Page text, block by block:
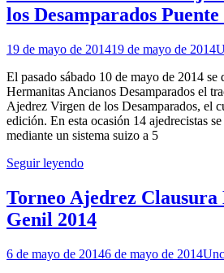
los Desamparados
19 de mayo de 201419 de mayo de 2014
El pasado sábado 10 de mayo de 2014
Hermanitas Ancianos Desamparados el
Ajedrez Virgen de los Desamparados, el
edición. En esta ocasión 14 ajedrecistas
mediante un sistema suizo a 5
Seguir leyendo
Torneo Ajedrez Clausura
Genil 2014
6 de mayo de 20146 de mayo de 2014